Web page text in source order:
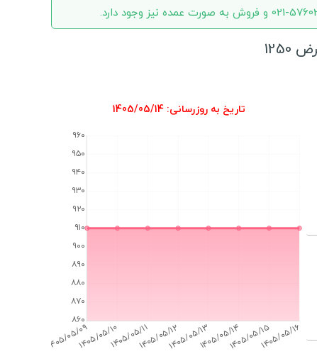
تاریخ به روزرسانی: 1405/05/14